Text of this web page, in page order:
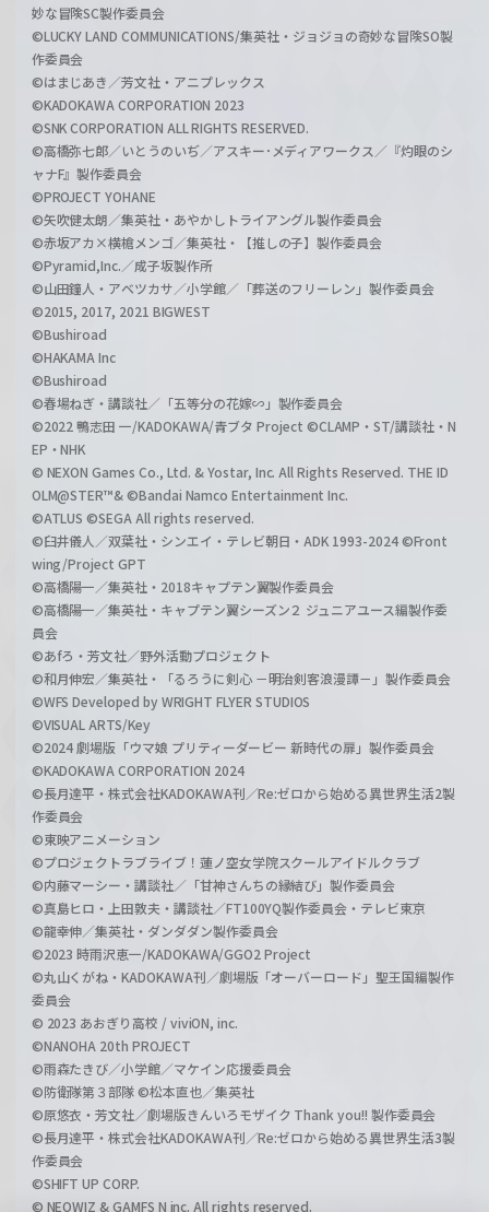
妙な冒険SC製作委員会
©LUCKY LAND COMMUNICATIONS/集英社・ジョジョの奇妙な冒険SO製
作委員会
©はまじあき／芳文社・アニプレックス
©KADOKAWA CORPORATION 2023
©SNK CORPORATION ALL RIGHTS RESERVED.
©高橋弥七郎／いとうのいぢ／アスキー･メディアワークス／『灼眼のシ
ャナF』製作委員会
©PROJECT YOHANE
©矢吹健太朗／集英社・あやかしトライアングル製作委員会
©赤坂アカ×横槍メンゴ／集英社・【推しの子】製作委員会
©Pyramid,Inc.／成子坂製作所
©山田鐘人・アベツカサ／小学館／「葬送のフリーレン」製作委員会
©2015, 2017, 2021 BIGWEST
©Bushiroad
©HAKAMA Inc
©Bushiroad
©春場ねぎ・講談社／「五等分の花嫁∽」製作委員会
©2022 鴨志田 一/KADOKAWA/青ブタ Project ©CLAMP・ST/講談社・N
EP・NHK
© NEXON Games Co., Ltd. & Yostar, Inc. All Rights Reserved. THE ID
OLM@STER™& ©Bandai Namco Entertainment Inc.
©ATLUS ©SEGA All rights reserved.
©臼井儀人／双葉社・シンエイ・テレビ朝日・ADK 1993-2024 ©Front
wing/Project GPT
©高橋陽一／集英社・2018キャプテン翼製作委員会
©高橋陽一／集英社・キャプテン翼シーズン２ ジュニアユース編製作委
員会
©あfろ・芳文社／野外活動プロジェクト
©和月伸宏／集英社・「るろうに剣心 －明治剣客浪漫譚－」製作委員会
©WFS Developed by WRIGHT FLYER STUDIOS
©VISUAL ARTS/Key
©2024 劇場版「ウマ娘 プリティーダービー 新時代の扉」製作委員会
©KADOKAWA CORPORATION 2024
©長月達平・株式会社KADOKAWA刊／Re:ゼロから始める異世界生活2製
作委員会
©東映アニメーション
©プロジェクトラブライブ！蓮ノ空女学院スクールアイドルクラブ
©内藤マーシー・講談社／「甘神さんちの縁結び」製作委員会
©真島ヒロ・上田敦夫・講談社／FT100YQ製作委員会・テレビ東京
©龍幸伸／集英社・ダンダダン製作委員会
©2023 時雨沢恵一/KADOKAWA/GGO2 Project
©丸山くがね・KADOKAWA刊／劇場版「オーバーロード」聖王国編製作
委員会
© 2023 あおぎり高校 / viviON, inc.
©NANOHA 20th PROJECT
©雨森たきび／小学館／マケイン応援委員会
©防衛隊第３部隊 ©松本直也／集英社
©原悠衣・芳文社／劇場版きんいろモザイク Thank you!! 製作委員会
©長月達平・株式会社KADOKAWA刊／Re:ゼロから始める異世界生活3製
作委員会
©SHIFT UP CORP.
© NEOWIZ & GAMFS N inc. All rights reserved.